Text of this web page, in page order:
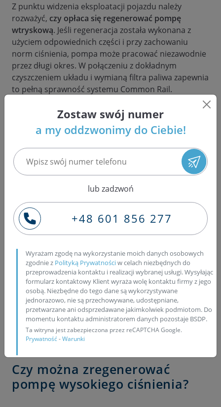
Z punktu widzenia eksploatacji pojazdu należy
rozważyć, czy opłaca się regenerować pompę
wtryskową. Jeśli regeneracja została wykonana z
użyciem odpowiednich części i przy zachowaniu
norm ciśnienia, pompa może pracować niezawodnie
przez długi okres. W połączeniu z dokładnym
czyszczeniem układu i wymianą filtra paliwa zapewnia
to pełną sprawność systemu Common Rail.
Zadzwoń +48 601 856 277
- nasi specjaliści pomogą Ci wybrać
właściwe części
pompowtryskiwacze
Rail!
nowe
regenerowane na wymianę
używane z gwarancją
DOSTĘPNE OD RĘKI
Czy można zregenerować
pompę wysokiego ciśnienia?
Zostaw swój numer
a my oddzwonimy do Ciebie!
lub zadzwoń
+48 601 856 277
Wyrażam zgodę na wykorzystanie moich danych osobowych
zgodnie z Polityką Prywatnościw celach niezbędnych do
przeprowadzenia kontaktu i realizacji wybranej usługi. Wysyłając
formularz kontaktowy Klient wyraża wolę kontaktu firmy z jego
osobą. Niezbędne do tego dane są wykorzystywane
jednorazowo, nie są przechowywane, udostępniane,
przetwarzane ani odsprzedawane jakimkolwiek podmiotom. Do
momentu kontaktu administratorem danych pozostaje BSDP.
Ta witryna jest zabezpieczona przez reCAPTCHA Google.
Prywatność-Warunki